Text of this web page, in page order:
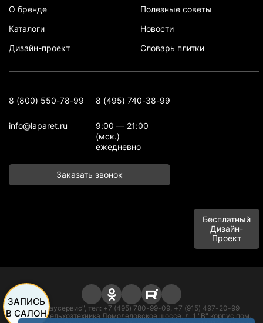
О бренде
Каталоги
Дизайн-проект
Полезные советы
Новости
Словарь плитки
8 (800) 550-78-99 8 (495) 740-38-99
info@laparet.ru
9:00 — 21:00
(мск.)
ежедневно
Заказать звонок
Бесплатный
Дизайн-
Проект
ООО "Баусервис", тел: +7 (495) 780-99-09, +7 (915) 497-20-99
Адрес: п. Сельхозтехника Домодедовское шоссе, д. 1 "В" корпус пом.
ЗАПИСЬ
В САЛОН